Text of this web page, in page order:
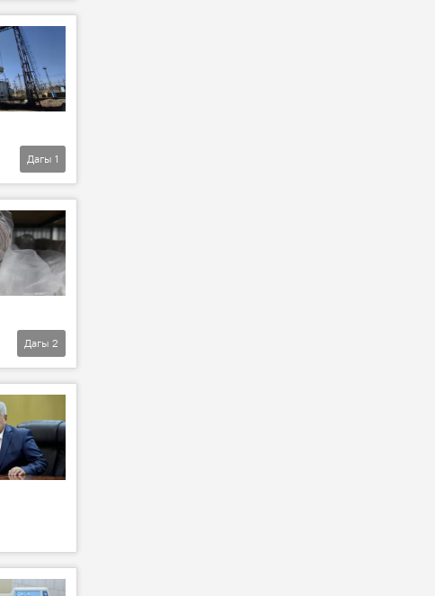
Дагы 1
Дагы 2